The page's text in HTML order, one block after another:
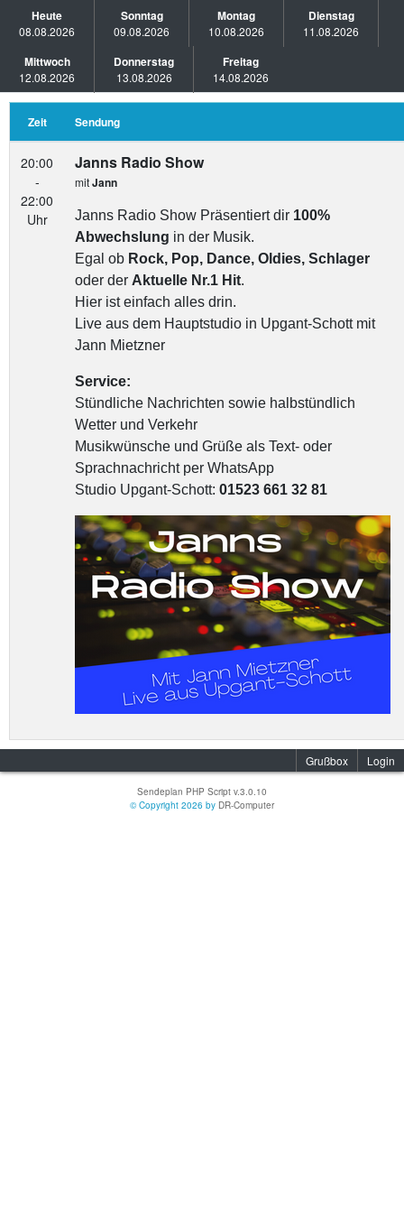
Heute
08.08.2026
Sonntag
09.08.2026
Montag
10.08.2026
Dienstag
11.08.2026
Mittwoch
12.08.2026
Donnerstag
13.08.2026
Freitag
14.08.2026
Zeit Sendung
20:00
-
22:00
Uhr
Janns Radio Show
mitJann
Janns Radio Show Präsentiert dir 100%
Abwechslung in der Musik.
Egal ob Rock, Pop, Dance, Oldies, Schlager
oder der Aktuelle Nr.1 Hit.
Hier ist einfach alles drin.
Live aus dem Hauptstudio in Upgant-Schott mit
Jann Mietzner
Service:
Stündliche Nachrichten sowie halbstündlich
Wetter und Verkehr
Musikwünsche und Grüße als Text- oder
Sprachnachricht per WhatsApp
Studio Upgant-Schott: 01523 661 32 81
Grußbox Login
Sendeplan PHP Script v.3.0.10
© Copyright 2026 by DR-Computer